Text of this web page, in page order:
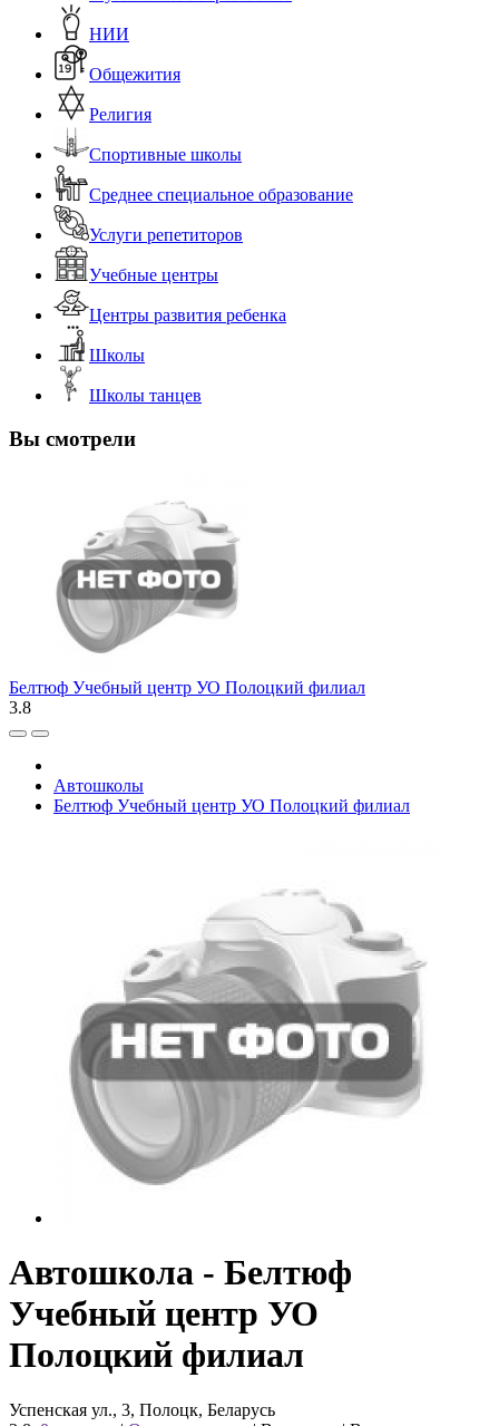
НИИ
Общежития
Религия
Спортивные школы
Среднее специальное образование
Услуги репетиторов
Учебные центры
Центры развития ребенка
Школы
Школы танцев
Вы смотрели
Белтюф Учебный центр УО Полоцкий филиал
3.8
Автошколы
Белтюф Учебный центр УО Полоцкий филиал
Автошкола - Белтюф
Учебный центр УО
Полоцкий филиал
Успенская ул., 3, Полоцк, Беларусь